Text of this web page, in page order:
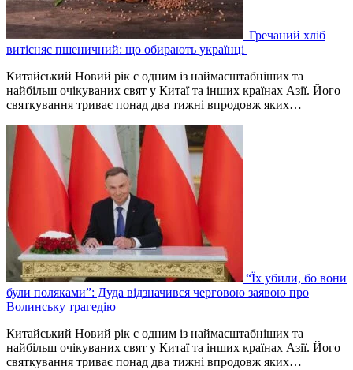
Гречаний хліб
витісняє пшеничний: що обирають українці
Китайський Новий рік є одним із наймасштабніших та
найбільш очікуваних свят у Китаї та інших країнах Азії. Його
святкування триває понад два тижні впродовж яких…
“Їх убили, бо вони
були поляками”: Дуда відзначився черговою заявою про
Волинську трагедію
Китайський Новий рік є одним із наймасштабніших та
найбільш очікуваних свят у Китаї та інших країнах Азії. Його
святкування триває понад два тижні впродовж яких…